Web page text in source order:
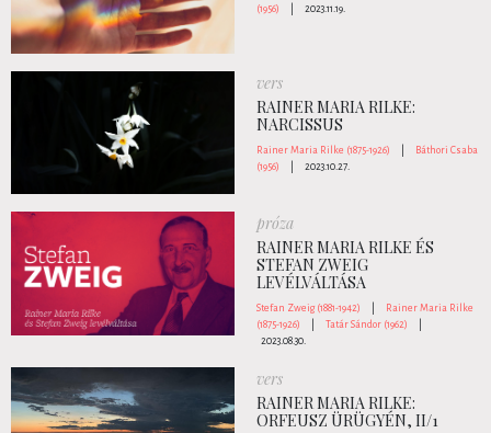
(1956)
2023.11.19.
vers
RAINER MARIA RILKE:
NARCISSUS
Rainer Maria Rilke (1875-1926)
Báthori Csaba
(1956)
2023.10.27.
próza
RAINER MARIA RILKE ÉS
STEFAN ZWEIG
LEVÉLVÁLTÁSA
Stefan Zweig (1881-1942)
Rainer Maria Rilke
(1875-1926)
Tatár Sándor (1962)
2023.08.30.
vers
RAINER MARIA RILKE:
ORFEUSZ ÜRÜGYÉN, II/1